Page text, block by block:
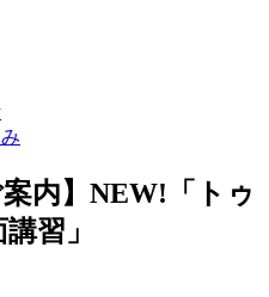
内】NEW!「トゥ
習」